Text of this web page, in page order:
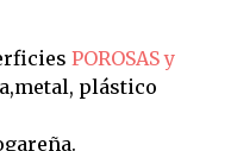
POROSAS y
plástico